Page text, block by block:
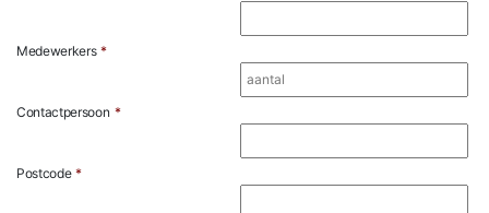
Medewerkers *
Contactpersoon *
Postcode *